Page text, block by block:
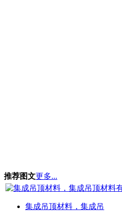
推荐图文更多...
集成吊顶材料，集成吊